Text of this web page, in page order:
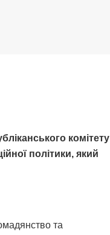
комітету
політики, який
та